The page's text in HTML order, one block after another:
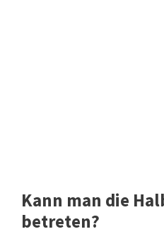
Kann man die
betreten?